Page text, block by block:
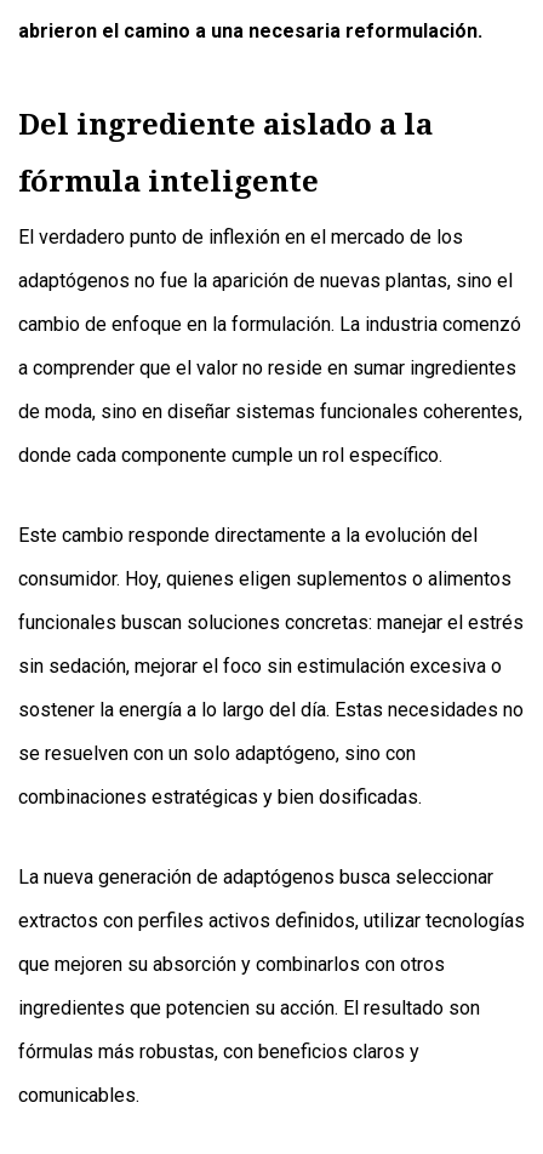
abrieron el camino a una necesaria reformulación.
Del ingrediente aislado a la
fórmula inteligente
El verdadero punto de inflexión en el mercado de los
adaptógenos no fue la aparición de nuevas plantas, sino el
cambio de enfoque en la formulación. La industria comenzó
a comprender que el valor no reside en sumar ingredientes
de moda, sino en diseñar sistemas funcionales coherentes,
donde cada componente cumple un rol específico.
Este cambio responde directamente a la evolución del
consumidor. Hoy, quienes eligen suplementos o alimentos
funcionales buscan soluciones concretas: manejar el estrés
sin sedación, mejorar el foco sin estimulación excesiva o
sostener la energía a lo largo del día. Estas necesidades no
se resuelven con un solo adaptógeno, sino con
combinaciones estratégicas y bien dosificadas.
La nueva generación de adaptógenos busca seleccionar
extractos con perfiles activos definidos, utilizar tecnologías
que mejoren su absorción y combinarlos con otros
ingredientes que potencien su acción. El resultado son
fórmulas más robustas, con beneficios claros y
comunicables.